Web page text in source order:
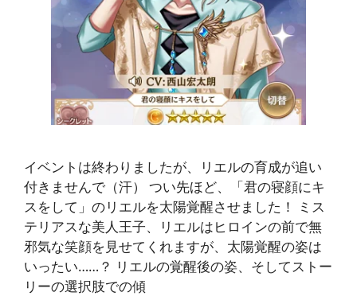
イベントは終わりましたが、リエルの育成が追い
付きませんで（汗） つい先ほど、「君の寝顔にキ
スをして」のリエルを太陽覚醒させました！ ミス
テリアスな美人王子、リエルはヒロインの前で無
邪気な笑顔を見せてくれますが、太陽覚醒の姿は
いったい……？ リエルの覚醒後の姿、そしてストー
リーの選択肢での傾